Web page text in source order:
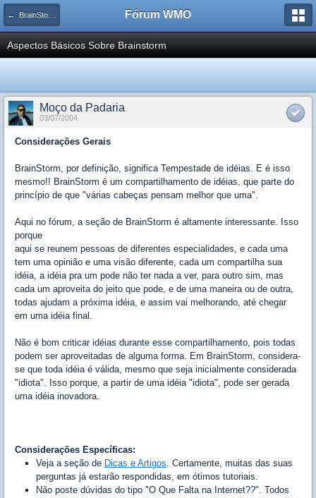
← BrainStorm Design Fórum WMO
Aspectos Básicos Sobre Brainstorm
Moço da Padaria
03/07/2004
Considerações Gerais
BrainStorm, por definição, significa Tempestade de idéias. E é isso
mesmo!! BrainStorm é um compartilhamento de idéias, que parte do
princípio de que "várias cabeças pensam melhor que uma".
Aqui no fórum, a seção de BrainStorm é altamente interessante. Isso
porque
aqui se reunem pessoas de diferentes especialidades, e cada uma
tem uma opinião e uma visão diferente, cada um compartilha sua
idéia, a idéia pra um pode não ter nada a ver, para outro sim, mas
cada um aproveita do jeito que pode, e de uma maneira ou de outra,
todas ajudam a próxima idéia, e assim vai melhorando, até chegar
em uma idéia final.
Não é bom criticar idéias durante esse compartilhamento, pois todas
podem ser aproveitadas de alguma forma. Em BrainStorm, considera-
se que toda idéia é válida, mesmo que seja inicialmente considerada
"idiota". Isso porque, a partir de uma idéia "idiota", pode ser gerada
uma idéia inovadora.
Considerações Específicas:
Veja a seção de Dicas e Artigos. Certamente, muitas das suas
perguntas já estarão respondidas, em ótimos tutoriais.
Não poste dúvidas do tipo "O Que Falta na Internet??". Todos